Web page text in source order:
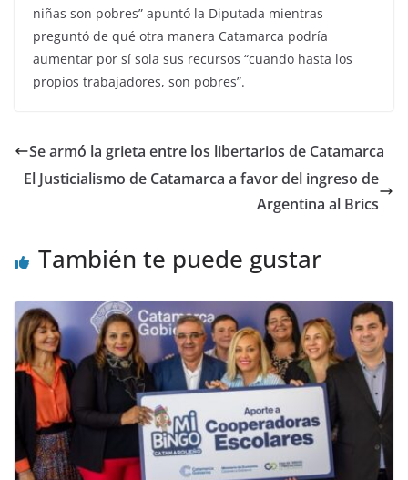
niñas son pobres” apuntó la Diputada mientras
preguntó de qué otra manera Catamarca podría
aumentar por sí sola sus recursos “cuando hasta los
propios trabajadores, son pobres”.
Se armó la grieta entre los libertarios de Catamarca
El Justicialismo de Catamarca a favor del ingreso de
Argentina al Brics
También te puede gustar